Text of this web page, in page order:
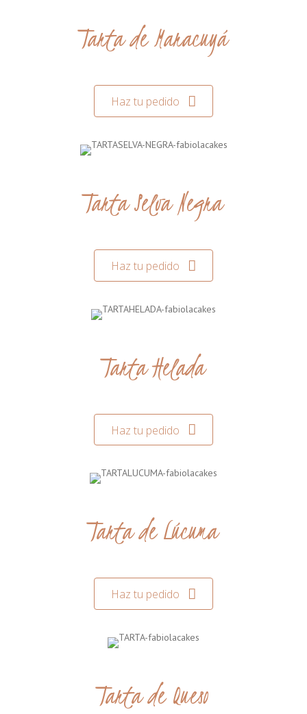
Tarta de Maracuyá
Haz tu pedido
Tarta Selva Negra
Haz tu pedido
Tarta Helada
Haz tu pedido
Tarta de Lúcuma
Haz tu pedido
Tarta de Queso